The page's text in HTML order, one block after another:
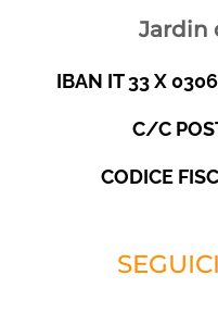
Jardin
IBAN IT 33 X
C/C
CODICE